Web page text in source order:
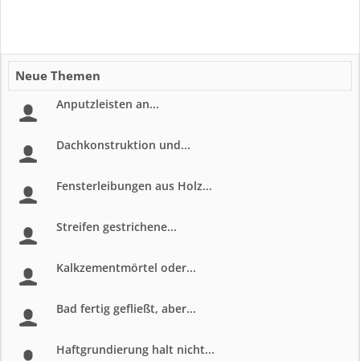
Neue Themen
Anputzleisten an...
Dachkonstruktion und...
Fensterleibungen aus Holz...
Streifen gestrichene...
Kalkzementmörtel oder...
Bad fertig gefließt, aber...
Haftgrundierung halt nicht...